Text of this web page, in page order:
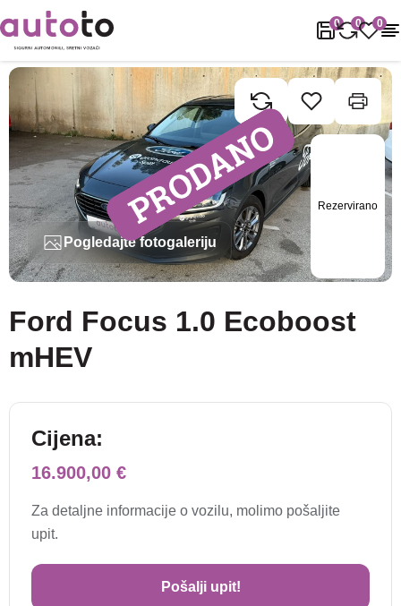
0 0 0
Naslovnica Rabljena vozila Ford Focus 1.0
Rezervirano
Pogledajte fotogaleriju
Ford Focus 1.0 Ecoboost
mHEV
Cijena:
16.900,00 €
Za detaljne informacije o vozilu, molimo pošaljite
upit.
Pošalji upit!